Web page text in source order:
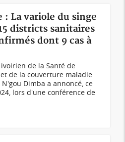
: La variole du singe
districts sanitaires
dont 9 cas à
de la Santé de
de la couverture maladie
Dimba a annoncé, ce
lors d'une conférence de